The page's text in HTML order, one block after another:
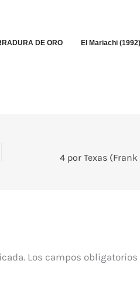
DE ORO El Mariachi
Los campos